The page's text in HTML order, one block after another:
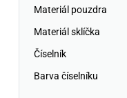
Materiál pouzdra
Materiál sklíčka
Číselník
Barva číselníku